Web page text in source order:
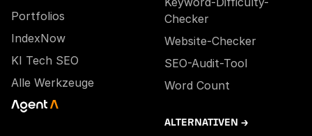
Portfolios
IndexNow
KI Tech SEO
Alle Werkzeuge
Checker
Website-Checker
SEO-Audit-Tool
Word Count
ALTERNATIVEN →